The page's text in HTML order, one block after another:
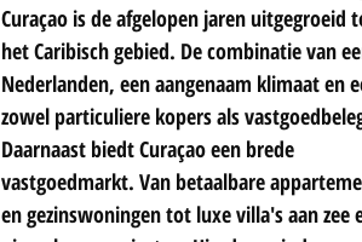
Curaçao is de afgelopen jaren
het Caribisch gebied. De combinatie van
Nederlanden, een aangenaam klimaat en
zowel particuliere kopers als
Daarnaast biedt Curaçao een brede
vastgoedmarkt. Van betaalbare
en gezinswoningen tot luxe villa's aan zee